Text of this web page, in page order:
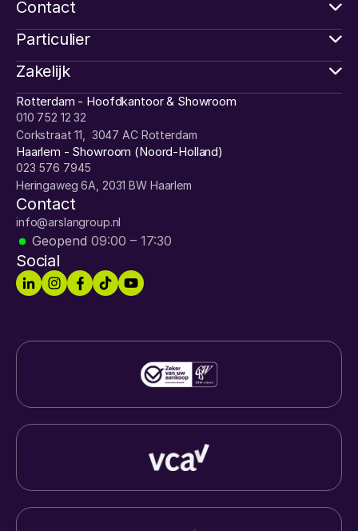
Contact
Particulier
Zakelijk
Rotterdam - Hoofdkantoor & Showroom
010 752 12 32
Corkstraat 11,  3047 AC Rotterdam
Haarlem - Showroom (Noord-Holland)
023 576 7945
Heringaweg 6A, 2031 BW Haarlem
Contact
info@arslangroup.nl
Geopend 09:00 – 17:30
Social